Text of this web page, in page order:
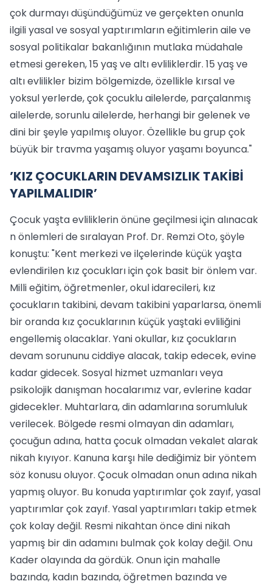
çok durmayı düşündüğümüz ve gerçekten onunla
ilgili yasal ve sosyal yaptırımların eğitimlerin aile ve
sosyal politikalar bakanlığının mutlaka müdahale
etmesi gereken, 15 yaş ve altı evliliklerdir. 15 yaş ve
altı evlilikler bizim bölgemizde, özellikle kırsal ve
yoksul yerlerde, çok çocuklu ailelerde, parçalanmış
ailelerde, sorunlu ailelerde, herhangi bir gelenek ve
dini bir şeyle yapılmış oluyor. Özellikle bu grup çok
büyük bir travma yaşamış oluyor yaşamı boyunca."
’KIZ ÇOCUKLARIN DEVAMSIZLIK TAKİBİ
YAPILMALIDIR’
Çocuk yaşta evliliklerin önüne geçilmesi için alınacak
n önlemleri de sıralayan Prof. Dr. Remzi Oto, şöyle
konuştu: "Kent merkezi ve ilçelerinde küçük yaşta
evlendirilen kız çocukları için çok basit bir önlem var.
Milli eğitim, öğretmenler, okul idarecileri, kız
çocukların takibini, devam takibini yaparlarsa, önemli
bir oranda kız çocuklarının küçük yaştaki evliliğini
engellemiş olacaklar. Yani okullar, kız çocukların
devam sorununu ciddiye alacak, takip edecek, evine
kadar gidecek. Sosyal hizmet uzmanları veya
psikolojik danışman hocalarımız var, evlerine kadar
gidecekler. Muhtarlara, din adamlarına sorumluluk
verilecek. Bölgede resmi olmayan din adamları,
çocuğun adına, hatta çocuk olmadan vekalet alarak
nikah kıyıyor. Kanuna karşı hile dediğimiz bir yöntem
söz konusu oluyor. Çocuk olmadan onun adına nikah
yapmış oluyor. Bu konuda yaptırımlar çok zayıf, yasal
yaptırımlar çok zayıf. Yasal yaptırımları takip etmek
çok kolay değil. Resmi nikahtan önce dini nikah
yapmış bir din adamını bulmak çok kolay değil. Onu
Kader olayında da gördük. Onun için mahalle
bazında, kadın bazında, öğretmen bazında ve